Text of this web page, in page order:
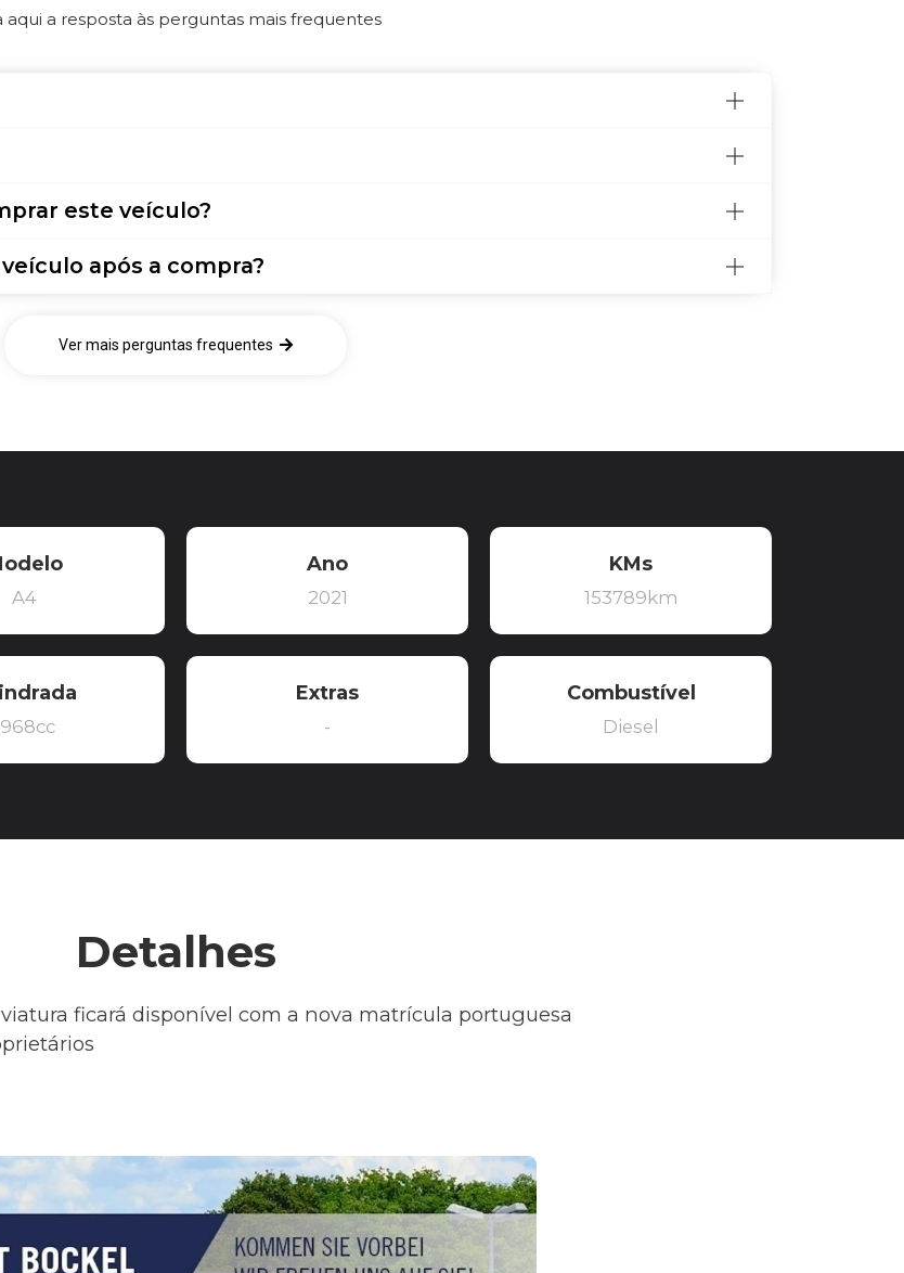
aqui a resposta às perguntas mais frequentes
este veículo?
após a compra?
Ver mais perguntas frequentes
A4
Ano
2021
KMs
153789km
Extras
-
Combustível
Diesel
Detalhes
ficará disponível com a nova matrícula portuguesa